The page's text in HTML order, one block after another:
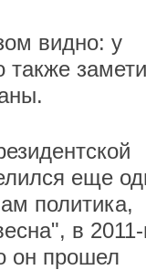
видно: у
также
еще
политика,
в
он прошел